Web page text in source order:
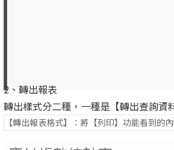
2、轉出報表
轉出樣式分二種，一種是【轉出查詢資
【轉出報表格式】：將【列印】功能看到的